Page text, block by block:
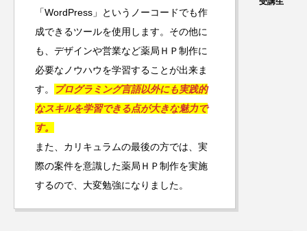
「WordPress」というノーコードでも作
成できるツールを使用します。その他に
も、デザインや営業など薬局ＨＰ制作に
必要なノウハウを学習することが出来ま
す。
プログラミング言語以外にも実践的
なスキルを学習できる点が大きな魅力で
す。
また、カリキュラムの最後の方では、実
際の案件を意識した薬局ＨＰ制作を実施
するので、大変勉強になりました。